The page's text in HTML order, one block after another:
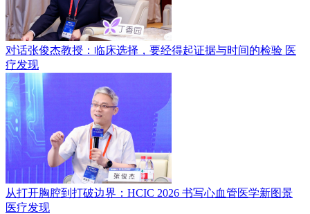
对话张俊杰教授：临床选择，要经得起证据与时间的检验 医
疗发现
从打开胸腔到打破边界：HCIC 2026 书写心血管医学新图景
医疗发现